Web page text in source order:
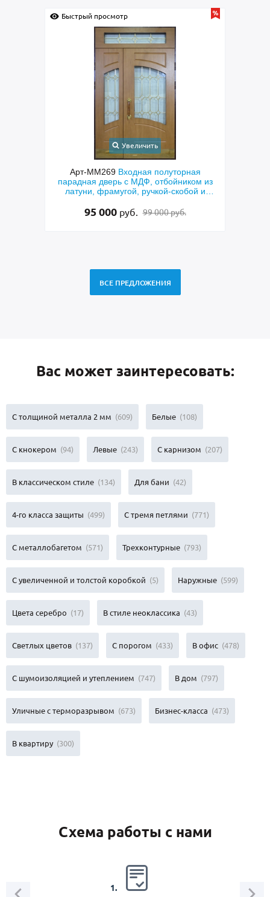
Быстрый просмотр
Увеличить
Арт-ММ269 Входная полуторная
парадная дверь с МДФ, отбойником из
латуни, фрамугой, ручкой-скобой и
95 000 руб. 99 000 руб.
ВСЕ ПРЕДЛОЖЕНИЯ
Вас может заинтересовать:
С толщиной металла 2 мм (609) Белые (108)
С кнокером (94) Левые (243) С карнизом (207)
В классическом стиле (134) Для бани (42)
4-го класса защиты (499) С тремя петлями (771)
С металлобагетом (571) Трехконтурные (793)
С увеличенной и толстой коробкой (5) Наружные (599)
Цвета серебро (17) В стиле неоклассика (43)
Светлых цветов (137) С порогом (433) В офис (478)
С шумоизоляцией и утеплением (747) В дом (797)
Уличные с терморазрывом (673) Бизнес-класса (473)
В квартиру (300)
Схема работы с нами
1.